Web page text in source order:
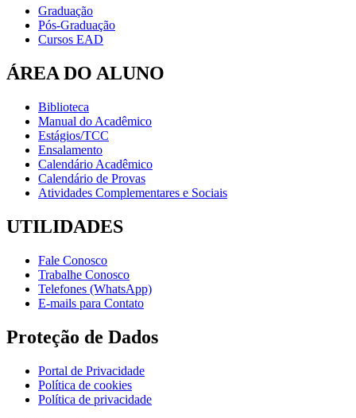
Graduação
Pós-Graduação
Cursos EAD
ÁREA DO ALUNO
Biblioteca
Manual do Acadêmico
Estágios/TCC
Ensalamento
Calendário Acadêmico
Calendário de Provas
Atividades Complementares e Sociais
UTILIDADES
Fale Conosco
Trabalhe Conosco
Telefones (WhatsApp)
E-mails para Contato
Proteção de Dados
Portal de Privacidade
Política de cookies
Política de privacidade